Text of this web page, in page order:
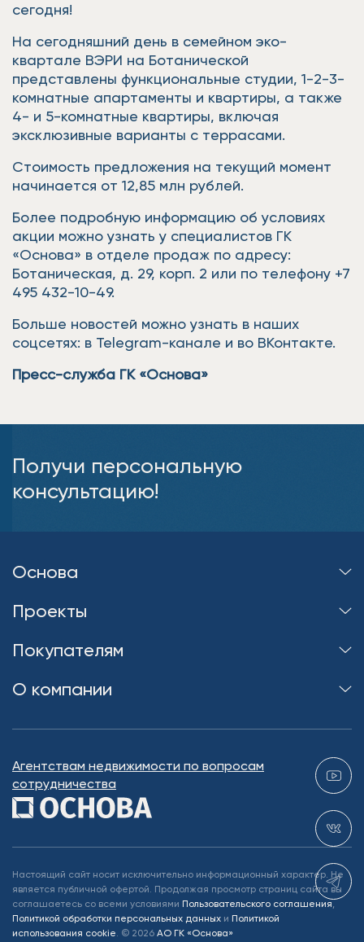
сегодня!
На сегодняшний день в семейном эко-
квартале ВЭРИ на Ботанической
представлены функциональные студии, 1-2-3-
комнатные апартаменты и квартиры, а также
4- и 5-комнатные квартиры, включая
эксклюзивные варианты с террасами.
Стоимость предложения на текущий момент
начинается от 12,85 млн рублей.
Более подробную информацию об условиях
акции можно узнать у специалистов ГК
«Основа» в отделе продаж по адресу:
Ботаническая, д. 29, корп. 2 или по телефону +7
495 432-10-49.
Больше новостей можно узнать в наших
соцсетях: в Telegram-канале и во ВКонтакте.
Пресс-служба ГК «Основа»
Получи персональную
консультацию!
Основа
Проекты
Покупателям
О компании
Агентствам недвижимости по вопросам
сотрудничества
Настоящий сайт носит исключительно информационный характер. Не
является публичной офертой. Продолжая просмотр страниц сайта вы
соглашаетесь со всеми условиями Пользовательского соглашения,
Политикой обработки персональных данных и Политикой
использования cookie. © 2026 АО ГК «Основа»